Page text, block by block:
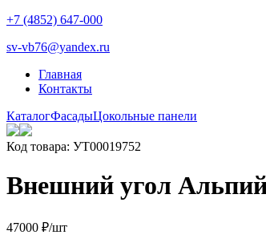
+7 (4852) 647-000
sv-vb76@yandex.ru
Главная
Контакты
КаталогФасадыЦокольные панели
Код товара: УТ00019752
Внешний угол
47000 ₽/шт